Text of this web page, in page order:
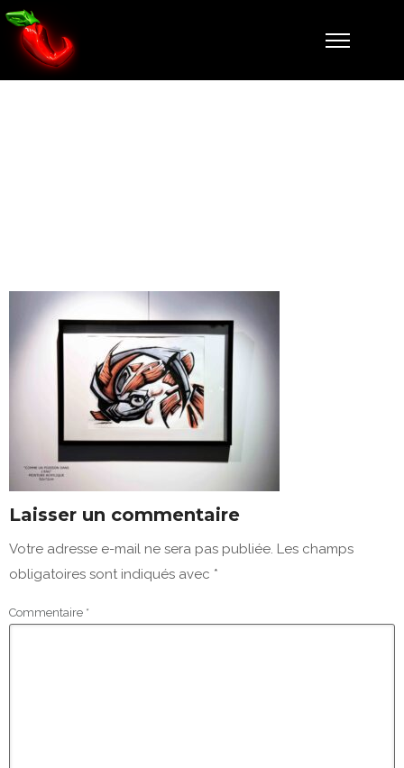
Laisser un commentaire
Votre adresse e-mail ne sera pas publiée. Les champs
obligatoires sont indiqués avec *
Commentaire *